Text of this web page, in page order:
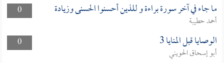
0 ما جاء في آخر سورة براءة و للذين أحسنوا الحسنى وزيادة
أحمد حطيبة
0
الوصايا قبل المنايا 3
أبو إسحاق الحويني